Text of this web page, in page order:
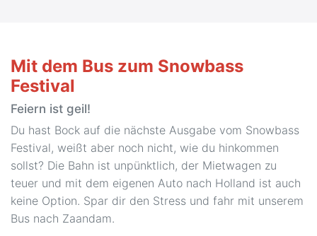
Mit dem Bus zum Snowbass
Festival
Feiern ist geil!
Du hast Bock auf die nächste Ausgabe vom Snowbass
Festival, weißt aber noch nicht, wie du hinkommen
sollst? Die Bahn ist unpünktlich, der Mietwagen zu
teuer und mit dem eigenen Auto nach Holland ist auch
keine Option. Spar dir den Stress und fahr mit unserem
Bus nach Zaandam.